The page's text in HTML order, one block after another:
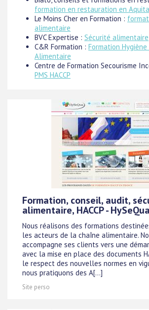
formation en restauration en
Le Moins Cher en Formation :
alimentaire
BVC Expertise : Sécurité alimentaire
C&R Formation : Formation
Alimentaire
Centre de Formation Secourisme
PMS HACCP
Formation, conseil, audit,
alimentaire, HACCP - HySeQua
Nous réalisons des formations
les acteurs de la chaîne alimentaire.
accompagne ses clients vers une
avec la mise en place des documents
le respect des nouvelles normes en
nous pratiquons des A[...]
Site perso